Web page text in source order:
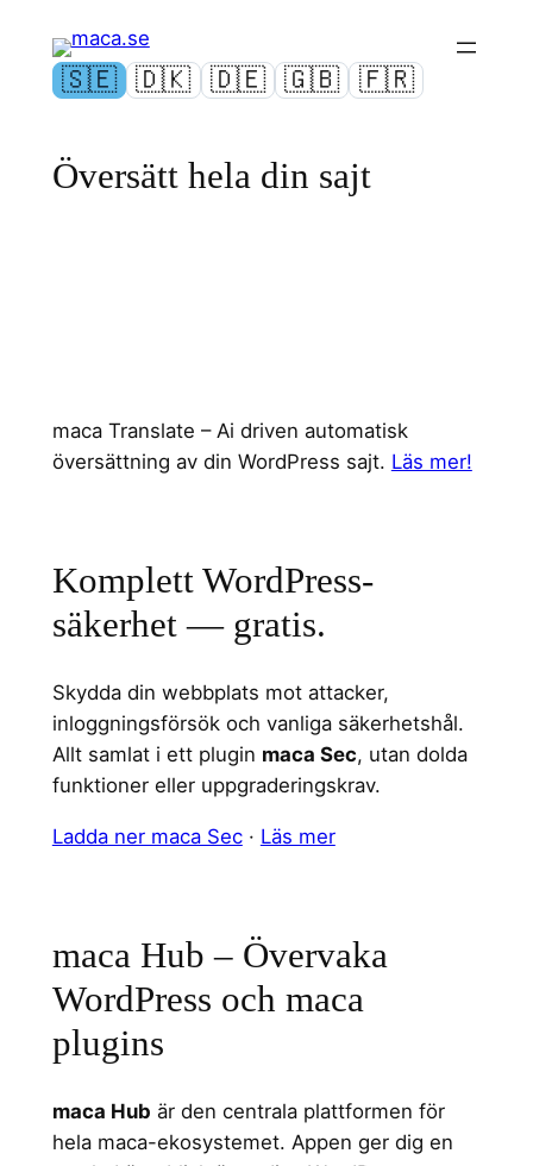
innehåll🇸🇪
Swedish🇩🇰
Danish 🇩🇪
German🇬🇧
English 🇫🇷
French
Översätt hela din sajt
maca Translate – Ai driven automatisk
översättning av din WordPress sajt. Läs mer!
Komplett WordPress-
säkerhet — gratis.
Skydda din webbplats mot attacker,
inloggningsförsök och vanliga säkerhetshål.
Allt samlat i ett plugin maca Sec, utan dolda
funktioner eller uppgraderingskrav.
Ladda ner maca Sec· Läs mer
maca Hub – Övervaka
WordPress och maca
plugins
maca Hub är den centrala plattformen för
hela maca-ekosystemet. Appen ger dig en